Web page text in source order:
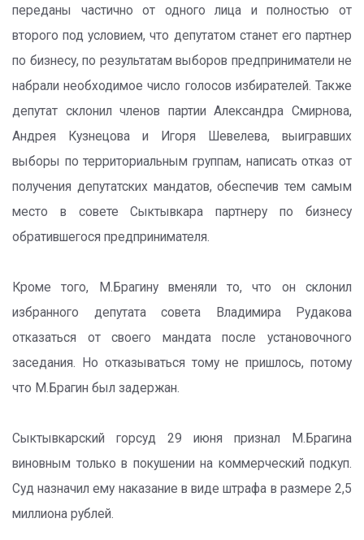
переданы частично от одного лица и полностью от
второго под условием, что депутатом станет его партнер
по бизнесу, по результатам выборов предприниматели не
набрали необходимое число голосов избирателей. Также
депутат склонил членов партии Александра Смирнова,
Андрея Кузнецова и Игоря Шевелева, выигравших
выборы по территориальным группам, написать отказ от
получения депутатских мандатов, обеспечив тем самым
место в совете Сыктывкара партнеру по бизнесу
обратившегося предпринимателя.
Кроме того, М.Брагину вменяли то, что он склонил
избранного депутата совета Владимира Рудакова
отказаться от своего мандата после установочного
заседания. Но отказываться тому не пришлось, потому
что М.Брагин был задержан.
Сыктывкарский горсуд 29 июня признал М.Брагина
виновным только в покушении на коммерческий подкуп.
Суд назначил ему наказание в виде штрафа в размере 2,5
миллиона рублей.